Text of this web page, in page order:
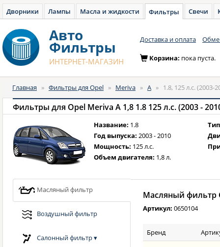
Дворники Лампы Масла и жидкости Фильтры Свечи
Авто
Фильтры
ИНТЕРНЕТ-МАГАЗИН
Доставка и оплата
Корзина: пока пуста.
Главная » Фильтры для Opel » Meriva » A » 1.8, 125 л.с. (2003-
Фильтры для Opel Meriva A 1,8 1.8 125 л.с. (2003 -
Название: 1.8
Год выпуска: 2003 - 2010
Мощность: 125 л.с.
Объем двигателя: 1,8 л.
Масляный фильтр
Воздушный фильтр
Салонный фильтр▾
Масляный фильтр
Артикул: 0650104
Бренд